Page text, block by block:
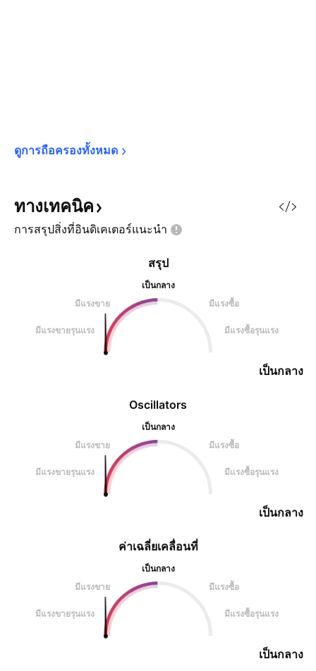
ดูการถือครองทั้งหมด
ทางเทคนิค
การสรุปสิ่งที่อินดิเคเตอร์แนะนำ
Oscillators
เป็นกลาง
มีแรงขาย
มีแรงซื้อ
มีแรงขายรุนแรง มีแรงซื้อรุนแรง
เป็นกลาง
สรุป
เป็นกลาง
มีแรงขาย
มีแรงซื้อ
มีแรงขายรุนแรง มีแรงซื้อรุนแรง
เป็นกลาง
ค่าเฉลี่ยเคลื่อนที่
เป็นกลาง
มีแรงขาย
มีแรงซื้อ
มีแรงขายรุนแรง มีแรงซื้อรุนแรง
เป็นกลาง